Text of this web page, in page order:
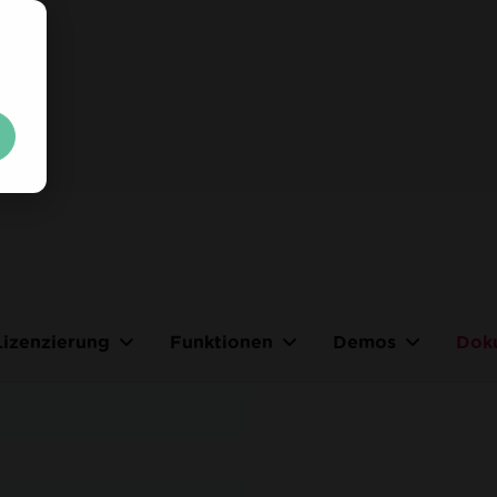
Funktionen Demos
Sie sich sofort Ihren
100 % freigeschaltet. Keine Kreditkarte.